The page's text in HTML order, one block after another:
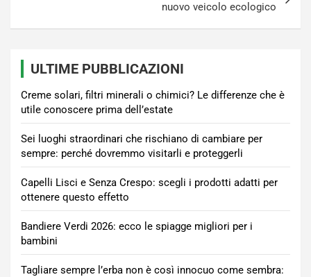
nuovo veicolo ecologico
ULTIME PUBBLICAZIONI
Creme solari, filtri minerali o chimici? Le differenze che è
utile conoscere prima dell’estate
Sei luoghi straordinari che rischiano di cambiare per
sempre: perché dovremmo visitarli e proteggerli
Capelli Lisci e Senza Crespo: scegli i prodotti adatti per
ottenere questo effetto
Bandiere Verdi 2026: ecco le spiagge migliori per i
bambini
Tagliare sempre l’erba non è così innocuo come sembra: